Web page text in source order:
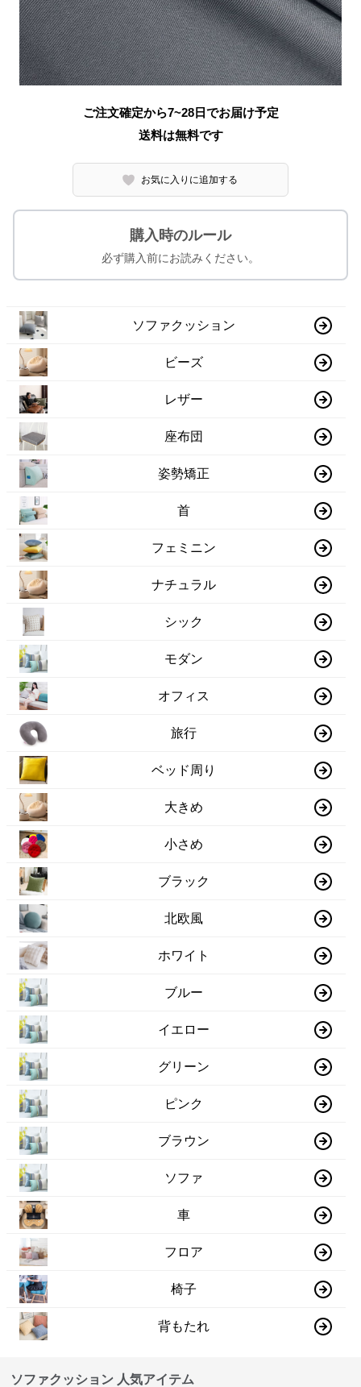
ご注文確定から7~28日でお届け予定
送料は無料です
お気に入りに追加する
購入時のルール
必ず購入前にお読みください。
ソファクッション
ビーズ
レザー
座布団
姿勢矯正
首
フェミニン
ナチュラル
シック
モダン
オフィス
旅行
ベッド周り
大きめ
小さめ
ブラック
北欧風
ホワイト
ブルー
イエロー
グリーン
ピンク
ブラウン
ソファ
車
フロア
椅子
背もたれ
ソファクッション 人気アイテム